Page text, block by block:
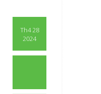
Th4 28
2024